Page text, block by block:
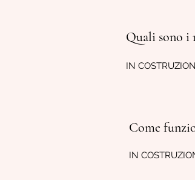
Quali sono i
IN
Come
IN